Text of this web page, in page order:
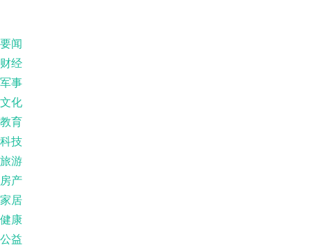
要闻
财经
军事
文化
教育
科技
旅游
房产
家居
健康
公益